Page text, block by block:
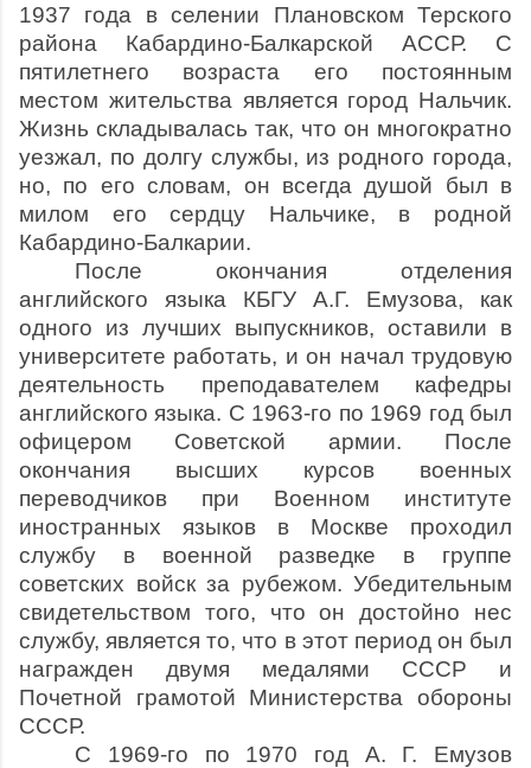
1937 года в селении Плановском Терского
района Кабардино-Балкарской АССР. С
пятилетнего возраста его постоянным
местом жительства является город Нальчик.
Жизнь складывалась так, что он многократно
уезжал, по долгу службы, из родного города,
но, по его словам, он всегда душой был в
милом его сердцу Нальчике, в родной
Кабардино-Балкарии.
После окончания отделения
английского языка КБГУ А.Г. Емузова, как
одного из лучших выпускников, оставили в
университете работать, и он начал трудовую
деятельность преподавателем кафедры
английского языка. С 1963-го по 1969 год был
офицером Советской армии. После
окончания высших курсов военных
переводчиков при Военном институте
иностранных языков в Москве проходил
службу в военной разведке в группе
советских войск за рубежом. Убедительным
свидетельством того, что он достойно нес
службу, является то, что в этот период он был
награжден двумя медалями СССР и
Почетной грамотой Министерства обороны
СССР.
С 1969-го по 1970 год А. Г. Емузов